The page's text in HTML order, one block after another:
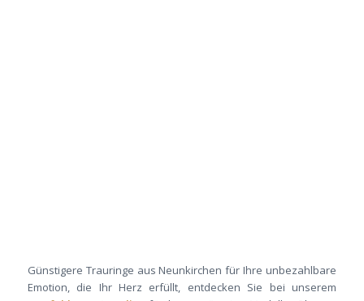
Günstigere Trauringe aus Neunkirchen für Ihre unbezahlbare
Emotion, die Ihr Herz erfüllt, entdecken Sie bei unserem